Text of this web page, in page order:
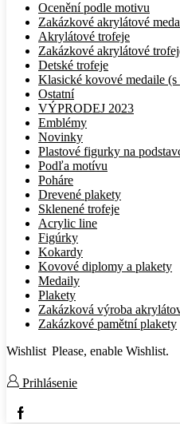
Ocenění podle motivu
Zakázkové akrylátové
Akrylátové trofeje
Zakázkové akrylátové
Detské trofeje
Klasické kovové medaile
Ostatní
VÝPRODEJ 2023
Emblémy
Novinky
Plastové figurky na
Podľa motívu
Poháre
Drevené plakety
Sklenené trofeje
Acrylic line
Figúrky
Kokardy
Kovové diplomy a plakety
Medaily
Plakety
Zakázková výroba
Zakázkové pamětní plakety
Wishlist Please, enable Wishlist.
Prihlásenie
Facebook